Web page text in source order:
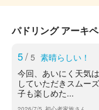
パドリング アーキ
5/ 5 素晴らしい！
今回、あいにく天気
していただきスムー
子も楽しめた...